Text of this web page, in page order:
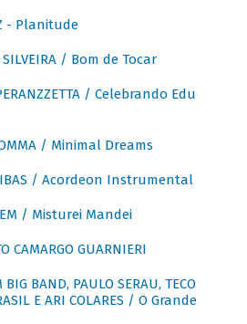
- Planitude
SILVEIRA / Bom de Tocar
/ Celebrando Edu
/ Minimal Dreams
/ Acordeon Instrumental
/ Misturei Mandei
CAMARGO GUARNIERI
BIG BAND, PAULO SERAU, TECO
E ARI COLARES / O Grande